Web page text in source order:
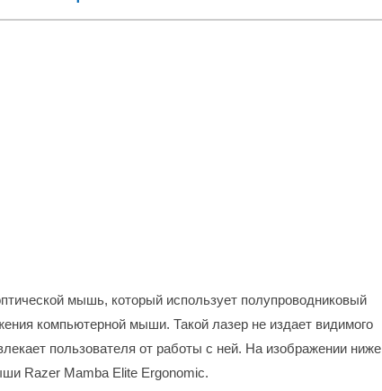
мышь, который использует полупроводниковый
компьютерной мыши. Такой лазер не издает видимого
пользователя от работы с ней. На изображении ниже
Razer Mamba Elite Ergonomic.